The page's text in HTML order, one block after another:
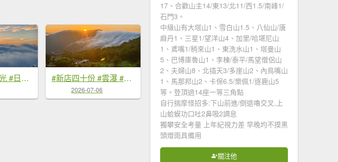
#石碇後山 #曙光 #日出 #雲海 7/18 #新店四十份 #雲瀑 #翡翠水庫壩頂 #日出 #雲海 #觀音圈 7/6&7&19
2026-07-06
17、合歡山主14/東13/北11/西1.5/南峰1/
石門3。
中級山有大塔山1、雪白山1.5、八仙山/唐
麻丹1、三星1/望洋山4、加里/哈堪尼山
1、鳶嘴1/稍來山1、東洗水山1、塔曼山
5、巴博庫魯山1、李棟/泰平/馬望僧侶山
2、夫婦山8、北插天3/多崖山2、內鳥嘴山
1、馬那邦山2、卡保6.5/樂佩1/逐鹿山5
等。登頂過14座一等三角點
自行揣摩怪招多:下山前進/倒退嚕交叉,上
山蛤蟆功口吐2鼻吸2調息
獨攀安全考量 上年紀視力差 早晚均不摸黑
頭燈雨具備用
關注他